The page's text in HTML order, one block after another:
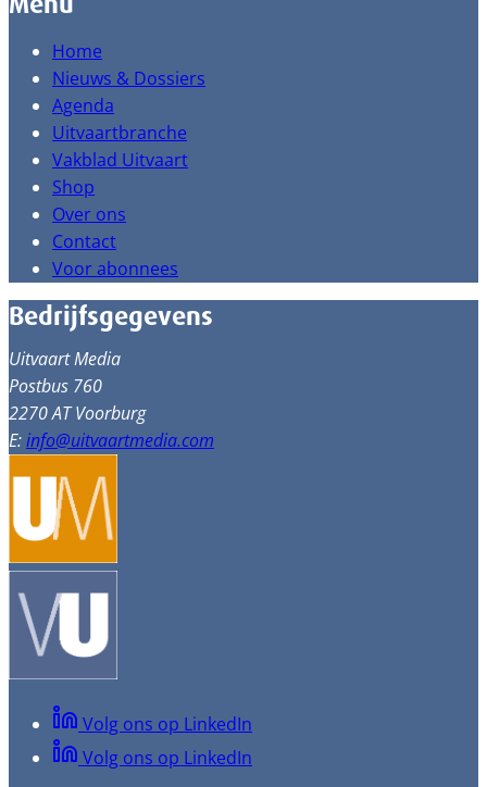
Home
Nieuws & Dossiers
Agenda
Uitvaartbranche
Vakblad Uitvaart
Shop
Over ons
Contact
Voor abonnees
Bedrijfsgegevens
Uitvaart Media
Postbus 760
2270 AT Voorburg
E:info@uitvaartmedia.com
Volg ons op LinkedIn
Volg ons op LinkedIn